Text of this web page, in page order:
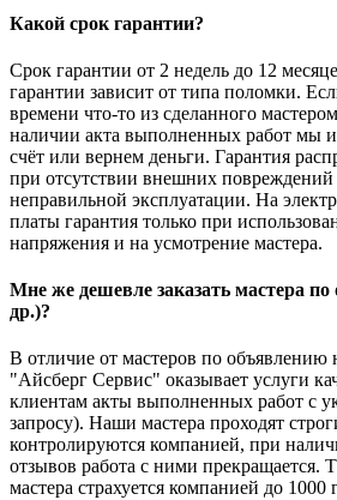
Какой срок гарантии?
Срок гарантии от 2 недель до 12
гарантии зависит от типа поломки.
времени что-то из сделанного
наличии акта выполненных работ мы
счёт или вернем деньги. Гарантия
при отсутствии внешних повреждений
неправильной эксплуатации. На
платы гарантия только при
напряжения и на усмотрение мастера.
Мне же дешевле заказать мастера
др.)?
В отличие от мастеров по объявлению
"Айсберг Сервис" оказывает услуги
клиентам акты выполненных работ с
запросу). Наши мастера проходят
контролируются компанией, при
отзывов работа с ними прекращается.
мастера страхуется компанией до 1000